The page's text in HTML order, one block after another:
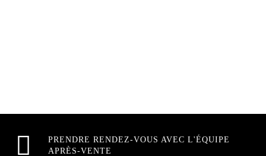
PRENDRE RENDEZ-VOUS AVEC L'ÉQUIPE
APRÈS-VENTE